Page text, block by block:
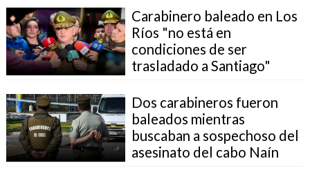
Carabinero baleado en Los
Ríos "no está en
condiciones de ser
trasladado a Santiago"
Dos carabineros fueron
baleados mientras
buscaban a sospechoso del
asesinato del cabo Naín